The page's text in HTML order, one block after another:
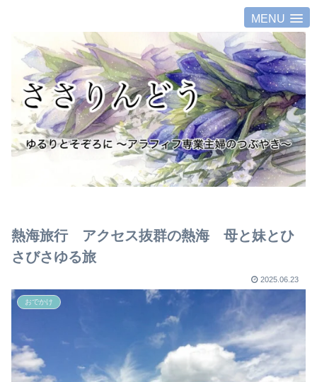
MENU
熱海旅行 アクセス抜群の熱海 母と妹とひ
さびさゆる旅
2025.06.23
おでかけ